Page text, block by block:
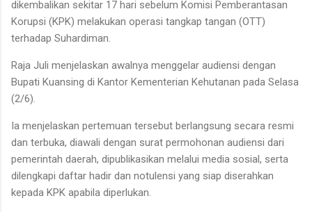
dikembalikan sekitar 17 hari sebelum Komisi Pemberantasan
Korupsi (KPK) melakukan operasi tangkap tangan (OTT)
terhadap Suhardiman.
Raja Juli menjelaskan awalnya menggelar audiensi dengan
Bupati Kuansing di Kantor Kementerian Kehutanan pada Selasa
(2/6).
Ia menjelaskan pertemuan tersebut berlangsung secara resmi
dan terbuka, diawali dengan surat permohonan audiensi dari
pemerintah daerah, dipublikasikan melalui media sosial, serta
dilengkapi daftar hadir dan notulensi yang siap diserahkan
kepada KPK apabila diperlukan.